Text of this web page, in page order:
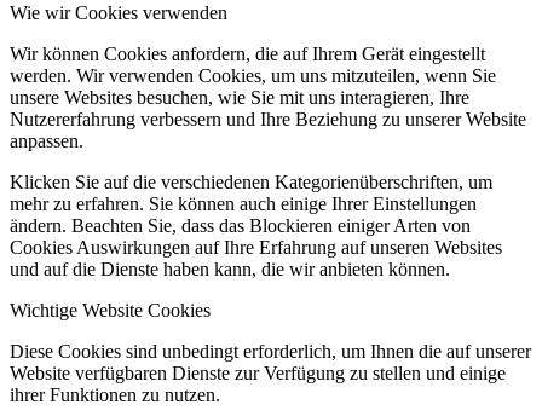
Wie wir Cookies verwenden
Wir können Cookies anfordern, die auf Ihrem Gerät eingestellt
werden. Wir verwenden Cookies, um uns mitzuteilen, wenn Sie
unsere Websites besuchen, wie Sie mit uns interagieren, Ihre
Nutzererfahrung verbessern und Ihre Beziehung zu unserer Website
anpassen.
Klicken Sie auf die verschiedenen Kategorienüberschriften, um
mehr zu erfahren. Sie können auch einige Ihrer Einstellungen
ändern. Beachten Sie, dass das Blockieren einiger Arten von
Cookies Auswirkungen auf Ihre Erfahrung auf unseren Websites
und auf die Dienste haben kann, die wir anbieten können.
Wichtige Website Cookies
Diese Cookies sind unbedingt erforderlich, um Ihnen die auf unserer
Website verfügbaren Dienste zur Verfügung zu stellen und einige
ihrer Funktionen zu nutzen.